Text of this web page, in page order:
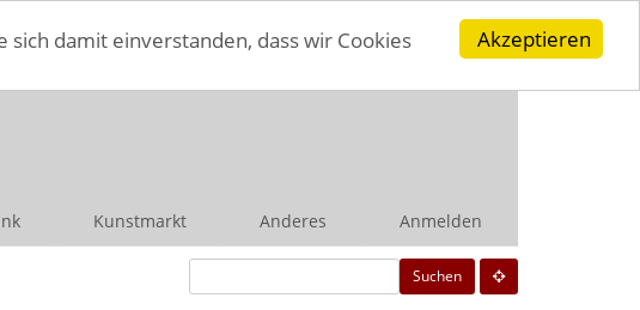
Akzeptieren
damit einverstanden, dass wir Cookies
Kunstmarkt Anderes Anmelden
Suchen